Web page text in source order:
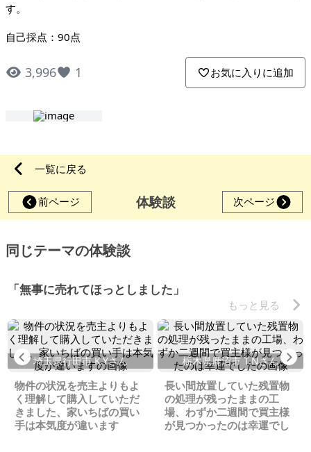
す。
自己採点：90点
3,996 1 お気に入りに追加
一覧に戻る
前ページ 体験談 次ページ
同じテーマの体験談
「無事に売れてほっとしました」
もっと見る
Previous
埼玉県行田市 K.Yさん
物件の状況を売主よりもよ
く理解して購入していただ
きました、家いちばの買い
手は本気度が違います
栃木県鹿沼市 T.Nさん
長い間放置していた残置物
の処理が残ったままの工
場、わずか二週間で買主様
が見つかったのは幸運でし